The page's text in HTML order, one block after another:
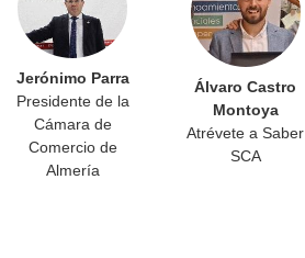
Jerónimo Parra
Presidente de la
Cámara de
Comercio de
Almería
Álvaro Castro
Montoya
Atrévete a Saber
SCA